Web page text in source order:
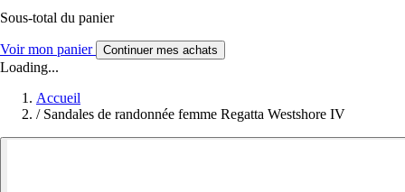
Sous-total du panier
Voir mon panier Continuer mes achats
Loading...
Accueil
/ Sandales de randonnée femme Regatta Westshore IV